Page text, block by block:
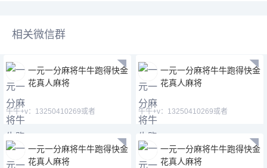
相关微信群
一元一分麻将牛牛跑得快金
花真人麻将
牛牛+v：13250410269或者
16714013394。QQ【3078327858】
一元一分麻将牛牛跑得快金
花真人麻将
牛牛+v：13250410269或者
16714013394。QQ【3078327858】
一元一分麻将牛牛跑得快金
花真人麻将
一元一分麻将牛牛跑得快金
花真人麻将